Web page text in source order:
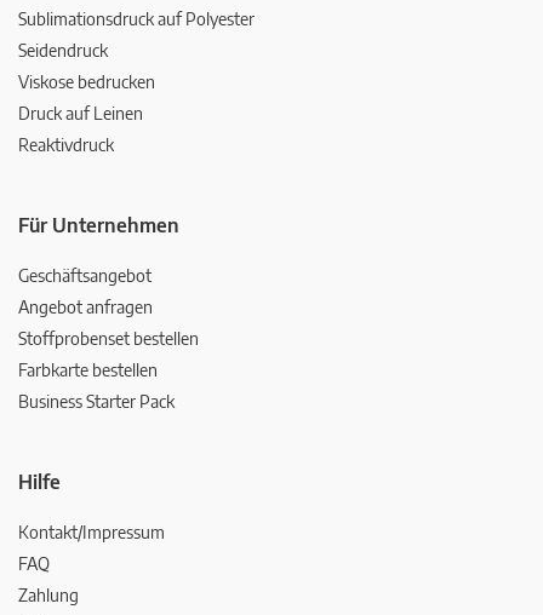
Sublimationsdruck auf Polyester
Seidendruck
Viskose bedrucken
Druck auf Leinen
Reaktivdruck
Für Unternehmen
Geschäftsangebot
Angebot anfragen
Stoffprobenset bestellen
Farbkarte bestellen
Business Starter Pack
Hilfe
Kontakt/Impressum
FAQ
Zahlung